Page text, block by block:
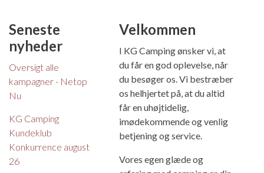
Seneste
nyheder
Oversigt alle
kampagner - Netop
Nu
KG Camping
Kundeklub
Konkurrence august
26
Velkommen
I KG Camping ønsker vi, at
du får en god oplevelse, når
du besøger os. Vi bestræber
os helhjertet på, at du altid
får en uhøjtidelig,
imødekommende og venlig
betjening og service.
Vores egen glæde og